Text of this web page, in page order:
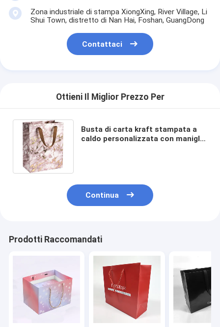
Zona industriale di stampa XiongXing, River Village, Li
Shui Town, distretto di Nan Hai, Foshan, GuangDong
Contattaci
Ottieni Il Miglior Prezzo Per
Busta di carta kraft stampata a
caldo personalizzata con maniglie
Continua
Prodotti Raccomandati